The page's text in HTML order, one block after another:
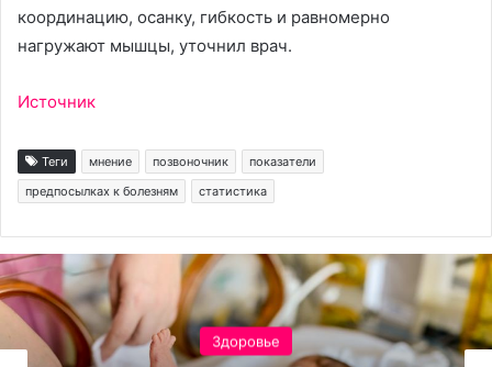
координацию, осанку, гибкость и равномерно
нагружают мышцы, уточнил врач.
Источник
Теги мнение позвоночник
показатели
предпосылках к болезням
статистика
Здоровье